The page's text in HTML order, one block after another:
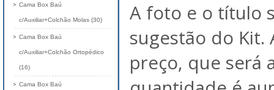
A foto e o título
sugestão do Kit.
preço, que será
Cama Box Baú
c/Auxiliar+Colchão Molas (30)
Cama Box Baú
c/Auxiliar+Colchão Ortopédico
(16)
Cama Box Baú